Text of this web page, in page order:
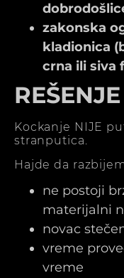
zakonska
kladionica
crna ili siva
REŠENJE
Kockanje NIJE
stranputica.
Hajde da
ne postoji
materijalni
novac
vreme
vreme